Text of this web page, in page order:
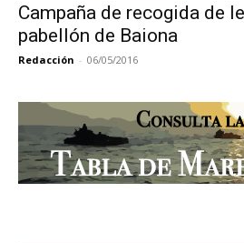
Campaña de recogida de
pabellón de Baiona
Redacción - 06/05/2016